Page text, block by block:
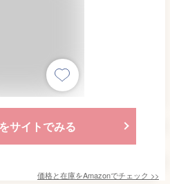
サイトでみる
価格と在庫をAmazonでチェック >>